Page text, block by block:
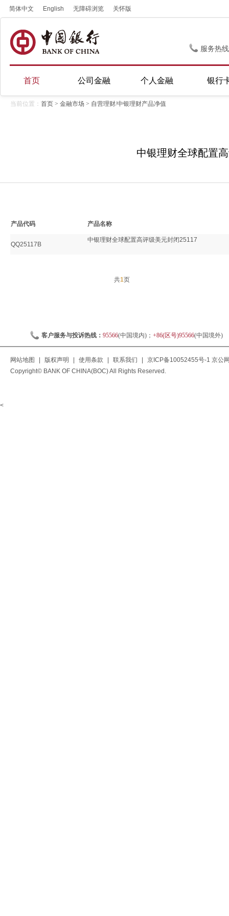
简体中文 English 无障碍浏览 关怀版
服务热
首页 公司金融 个人金融 银行
当前位置： 首页 > 金融市场 > 自营理财/中银理财产品净值
中银理财全球配置
产品代码 产品名称
QQ25117B
中银理财全球配置高评级美元封闭25117
共1页
客户服务与投诉热线： 95566(中国境内)； +86(区号)95566(中国境外)
网站地图 版权声明 使用条款 联系我们 京ICP备10052455号-1 京公
Copyright© BANK OF CHINA(BOC) All Rights Reserved.
<